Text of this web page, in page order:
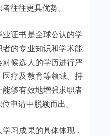
往往更具优势。
证书是全球公认的学
的专业知识和学术能
候选人的学历进行严
疗及教育等领域。持
够有效地增强求职者
申请中脱颖而出。
习成果的具体体现，